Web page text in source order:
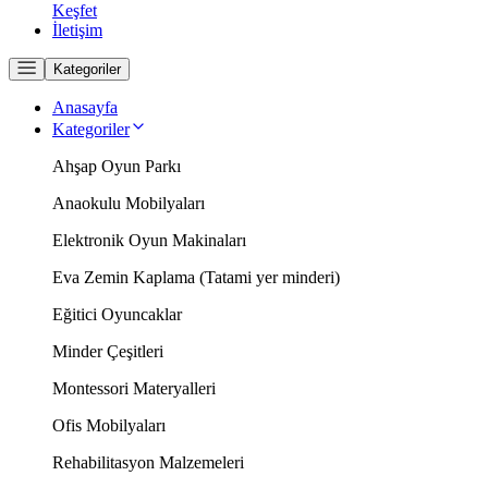
Keşfet
İletişim
Kategoriler
Anasayfa
Kategoriler
Ahşap Oyun Parkı
Anaokulu Mobilyaları
Elektronik Oyun Makinaları
Eva Zemin Kaplama (Tatami yer minderi)
Eğitici Oyuncaklar
Minder Çeşitleri
Montessori Materyalleri
Ofis Mobilyaları
Rehabilitasyon Malzemeleri